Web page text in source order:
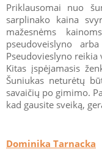
Priklausomai nuo
sarplinako kaina
mažesnėms
pseudoveislyno
Pseudovieslyno reikia
Kitas įspėjamasis
Šuniukas neturėtų
savaičių po gimimo.
kad gausite sveiką,
Dominika Tarnacka